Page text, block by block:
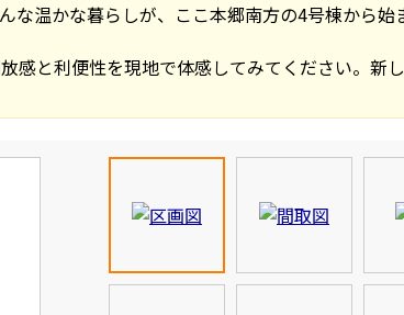
温かな暮らしが、ここ本郷南方の4号棟から始
感と利便性を現地で体感してみてください。新